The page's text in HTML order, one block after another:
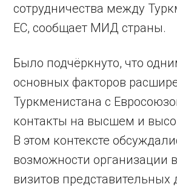
сотрудничества между
ЕС, сообщает МИД страны.
Было подчёркнуто, что
основных факторов
Туркменистана с
контакты на высшем и
В этом контексте
возможности организации
визитов представительных